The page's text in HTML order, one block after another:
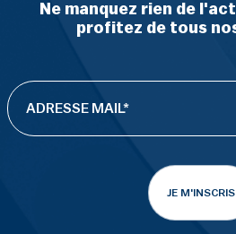
Ne manquez rien de
profitez de tous
JE M'INSCRIS